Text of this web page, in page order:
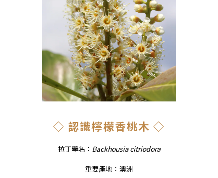
◇ 認識檸檬香桃木 ◇
拉丁學名： Backhousia citriodora
重要產地：澳洲